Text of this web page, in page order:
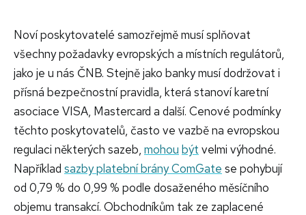
Noví poskytovatelé samozřejmě musí splňovat
všechny požadavky evropských a místních regulátorů,
jako je u nás ČNB. Stejně jako banky musí dodržovat i
přísná bezpečnostní pravidla, která stanoví karetní
asociace VISA, Mastercard a další. Cenové podmínky
těchto poskytovatelů, často ve vazbě na evropskou
regulaci některých sazeb, mohou být velmi výhodné.
Například sazby platební brány ComGate se pohybují
od 0,79 % do 0,99 % podle dosaženého měsíčního
objemu transakcí. Obchodníkům tak ze zaplacené